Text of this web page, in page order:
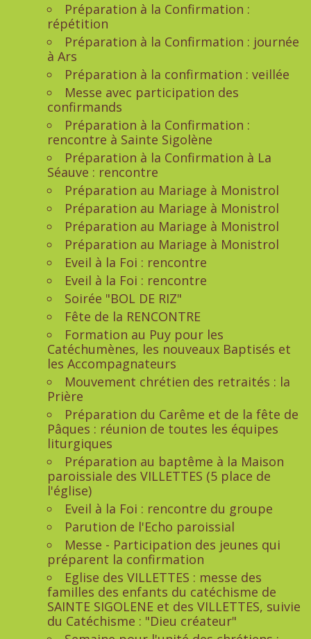
Préparation à la Confirmation :
répétition
Préparation à la Confirmation : journée
à Ars
Préparation à la confirmation : veillée
Messe avec participation des
confirmands
Préparation à la Confirmation :
rencontre à Sainte Sigolène
Préparation à la Confirmation à La
Séauve : rencontre
Préparation au Mariage à Monistrol
Préparation au Mariage à Monistrol
Préparation au Mariage à Monistrol
Préparation au Mariage à Monistrol
Eveil à la Foi : rencontre
Eveil à la Foi : rencontre
Soirée "BOL DE RIZ"
Fête de la RENCONTRE
Formation au Puy pour les
Catéchumènes, les nouveaux Baptisés et
les Accompagnateurs
Mouvement chrétien des retraités : la
Prière
Préparation du Carême et de la fête de
Pâques : réunion de toutes les équipes
liturgiques
Préparation au baptême à la Maison
paroissiale des VILLETTES (5 place de
l'église)
Eveil à la Foi : rencontre du groupe
Parution de l'Echo paroissial
Messe - Participation des jeunes qui
préparent la confirmation
Eglise des VILLETTES : messe des
familles des enfants du catéchisme de
SAINTE SIGOLENE et des VILLETTES, suivie
du Catéchisme : "Dieu créateur"